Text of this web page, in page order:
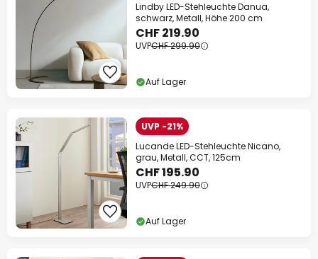
Lindby LED-Stehleuchte Danua,
schwarz, Metall, Höhe 200 cm
CHF 219.90
UVPCHF 299.90
Auf Lager
UVP -21%
Lucande LED-Stehleuchte Nicano,
grau, Metall, CCT, 125cm
CHF 195.90
UVPCHF 249.90
Auf Lager